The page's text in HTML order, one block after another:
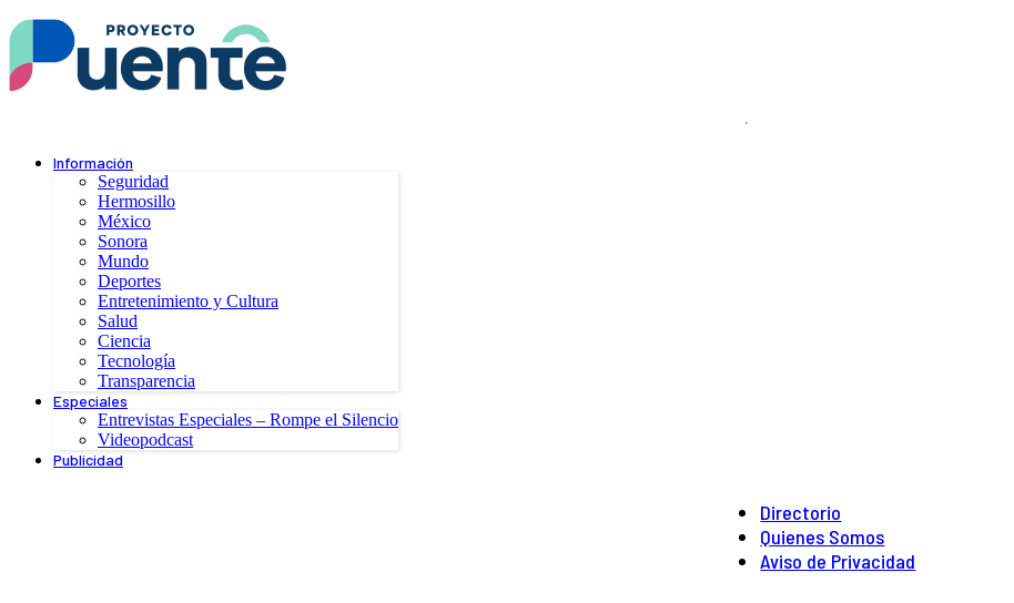
.
Información
Seguridad
Hermosillo
México
Sonora
Mundo
Deportes
Entretenimiento y Cultura
Salud
Ciencia
Tecnología
Transparencia
Especiales
Entrevistas Especiales – Rompe el Silencio
Videopodcast
Publicidad
Directorio
Quienes Somos
Aviso de Privacidad